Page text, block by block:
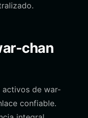
chan
activos de war-
confiable.